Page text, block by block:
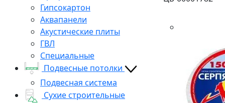
Гипсокартон
Аквапанели
Акустические плиты
ГВЛ
Специальные
Подвесные потолки
Подвесная система
Сухие строительные